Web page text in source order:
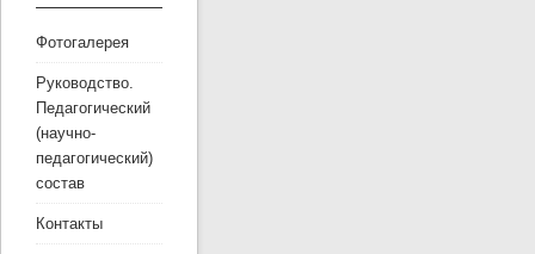
Фотогалерея
Руководство.
Педагогический
(научно-
педагогический)
состав
Контакты